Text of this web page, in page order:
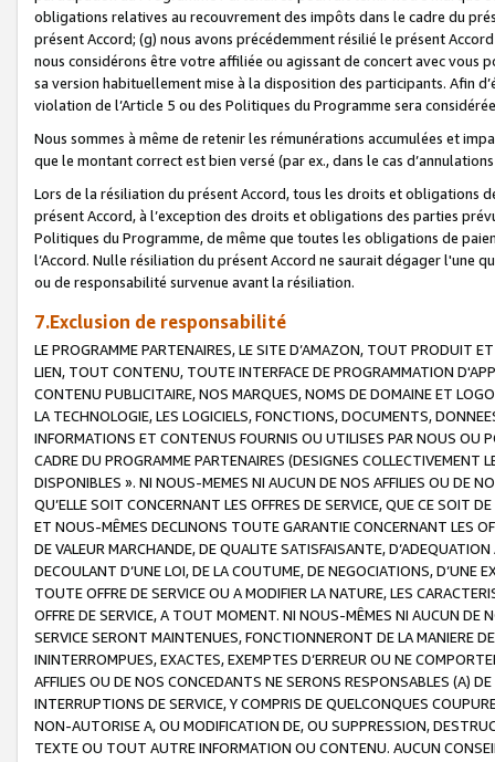
obligations relatives au recouvrement des impôts dans le cadre du
présent Accord; (g) nous avons précédemment résilié le présent
nous considérons être votre affiliée ou agissant de concert avec vous
sa version habituellement mise à la disposition des participants. Afin
violation de l’Article 5 ou des Politiques du Programme sera
Nous sommes à même de retenir les rémunérations accumulées et
que le montant correct est bien versé (par ex., dans le cas
Lors de la résiliation du présent Accord, tous les droits et obligations
présent Accord, à l’exception des droits et obligations des parties
Politiques du Programme, de même que toutes les obligations de
l’Accord. Nulle résiliation du présent Accord ne saurait dégager l'une
ou de responsabilité survenue avant la résiliation.
7.Exclusion de responsabilité
LE PROGRAMME PARTENAIRES, LE SITE D’AMAZON, TOUT PRODUIT
LIEN, TOUT CONTENU, TOUTE INTERFACE DE PROGRAMMATION
CONTENU PUBLICITAIRE, NOS MARQUES, NOMS DE DOMAINE ET
LA TECHNOLOGIE, LES LOGICIELS, FONCTIONS, DOCUMENTS,
INFORMATIONS ET CONTENUS FOURNIS OU UTILISES PAR NOUS OU
CADRE DU PROGRAMME PARTENAIRES (DESIGNES COLLECTIVEMENT
DISPONIBLES ». NI NOUS-MEMES NI AUCUN DE NOS AFFILIES OU DE
QU’ELLE SOIT CONCERNANT LES OFFRES DE SERVICE, QUE CE SOIT
ET NOUS-MÊMES DECLINONS TOUTE GARANTIE CONCERNANT LES
DE VALEUR MARCHANDE, DE QUALITE SATISFAISANTE,
DECOULANT D’UNE LOI, DE LA COUTUME, DE NEGOCIATIONS, D’UNE
TOUTE OFFRE DE SERVICE OU A MODIFIER LA NATURE, LES
OFFRE DE SERVICE, A TOUT MOMENT. NI NOUS-MÊMES NI AUCUN DE
SERVICE SERONT MAINTENUES, FONCTIONNERONT DE LA MANIERE
ININTERROMPUES, EXACTES, EXEMPTES D’ERREUR OU NE
AFFILIES OU DE NOS CONCEDANTS NE SERONS RESPONSABLES (A)
INTERRUPTIONS DE SERVICE, Y COMPRIS DE QUELCONQUES
NON-AUTORISE A, OU MODIFICATION DE, OU SUPPRESSION,
TEXTE OU TOUT AUTRE INFORMATION OU CONTENU. AUCUN